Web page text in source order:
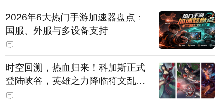
2026年6大热门手游加速器盘点：
国服、外服与多设备支持
时空回溯，热血归来！科加斯正式
登陆峡谷，英雄之力降临符文乱
斗！